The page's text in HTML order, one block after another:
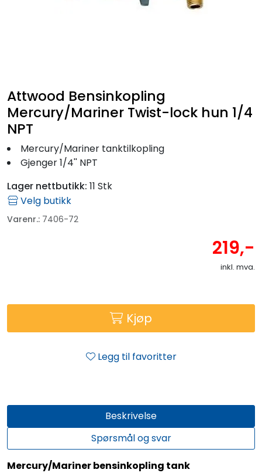
Attwood Bensinkopling
Mercury/Mariner Twist-lock hun 1/4
NPT
Mercury/Mariner tanktilkopling
Gjenger 1/4'' NPT
Lager nettbutikk: 11 Stk
Velg butikk
Varenr.: 7406-72
219,-
inkl. mva.
Kjøp
Legg til favoritter
Beskrivelse
Spørsmål og svar
Mercury/Mariner bensinkopling tank
Båtpleie/Opplag
Seil
Outlet
Kampanje